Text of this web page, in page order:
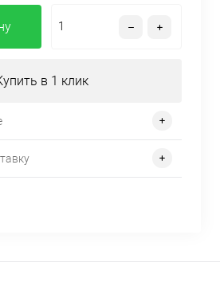
в 1 клик